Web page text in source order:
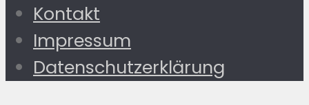
Kontakt
Impressum
Datenschutzerklärung